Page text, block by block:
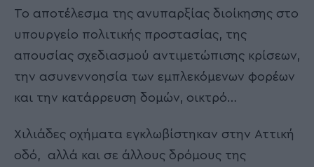
Το αποτέλεσμα της ανυπαρξίας διοίκησης στο
υπουργείο πολιτικής προστασίας, της
απουσίας σχεδιασμού αντιμετώπισης κρίσεων,
την ασυνεννοησία των εμπλεκόμενων φορέων
και την κατάρρευση δομών, οικτρό…
Χιλιάδες οχήματα εγκλωβίστηκαν στην Αττική
οδό, αλλά και σε άλλους δρόμους της